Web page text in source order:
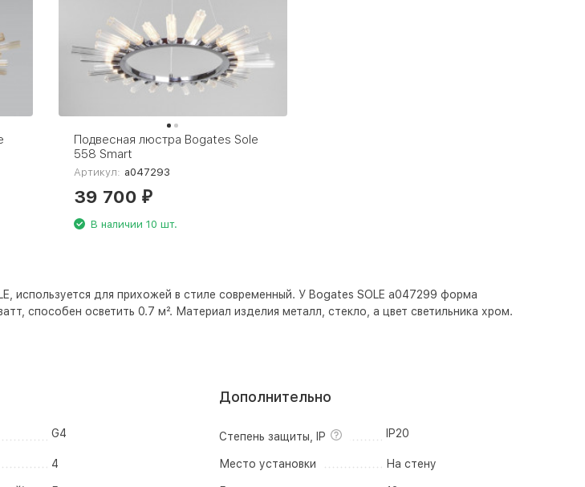
Подвесная люстра Bogates Sole
558 Smart
Артикул: a047293
39 700 ₽
В наличии 10 шт.
используется для прихожей в стиле современный. У Bogates SOLE a047299 форма
способен осветить 0.7 м². Материал изделия металл, стекло, а цвет светильника хром.
G4
4
Дополнительно
Степень защиты, IP IP20
Место установки На стену